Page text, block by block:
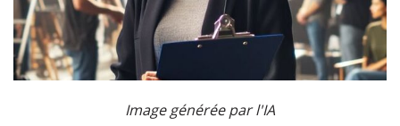
Image générée par l'IA